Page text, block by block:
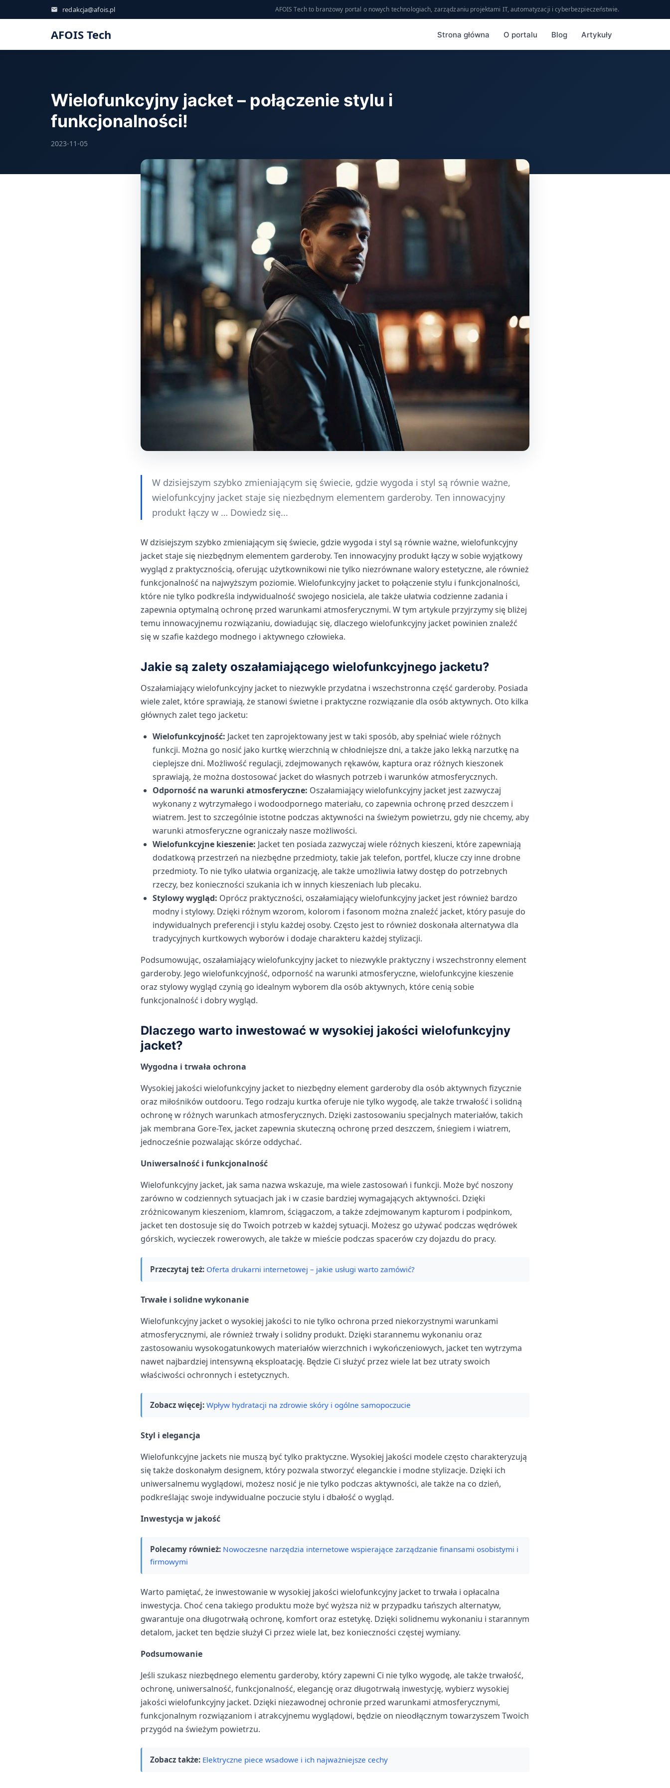
redakcja@afois.pl AFOIS Tech to branżowy portal o nowych technologiach, zarządzaniu projektami IT, automatyzacji i cyberbezpieczeństwie.
AFOIS Tech Strona główna O portalu Blog Artykuły
Wielofunkcyjny jacket – połączenie stylu i
funkcjonalności!
2023-11-05
W dzisiejszym szybko zmieniającym się świecie, gdzie wygoda i styl są równie ważne,
wielofunkcyjny jacket staje się niezbędnym elementem garderoby. Ten innowacyjny
produkt łączy w … Dowiedz się...
W dzisiejszym szybko zmieniającym się świecie, gdzie wygoda i styl są równie ważne, wielofunkcyjny
jacket staje się niezbędnym elementem garderoby. Ten innowacyjny produkt łączy w sobie wyjątkowy
wygląd z praktycznością, oferując użytkownikowi nie tylko niezrównane walory estetyczne, ale również
funkcjonalność na najwyższym poziomie. Wielofunkcyjny jacket to połączenie stylu i funkcjonalności,
które nie tylko podkreśla indywidualność swojego nosiciela, ale także ułatwia codzienne zadania i
zapewnia optymalną ochronę przed warunkami atmosferycznymi. W tym artykule przyjrzymy się bliżej
temu innowacyjnemu rozwiązaniu, dowiadując się, dlaczego wielofunkcyjny jacket powinien znaleźć
się w szafie każdego modnego i aktywnego człowieka.
Jakie są zalety oszałamiającego wielofunkcyjnego jacketu?
Oszałamiający wielofunkcyjny jacket to niezwykle przydatna i wszechstronna część garderoby. Posiada
wiele zalet, które sprawiają, że stanowi świetne i praktyczne rozwiązanie dla osób aktywnych. Oto kilka
głównych zalet tego jacketu:
Wielofunkcyjność: Jacket ten zaprojektowany jest w taki sposób, aby spełniać wiele różnych
funkcji. Można go nosić jako kurtkę wierzchnią w chłodniejsze dni, a także jako lekką narzutkę na
cieplejsze dni. Możliwość regulacji, zdejmowanych rękawów, kaptura oraz różnych kieszonek
sprawiają, że można dostosować jacket do własnych potrzeb i warunków atmosferycznych.
Odporność na warunki atmosferyczne: Oszałamiający wielofunkcyjny jacket jest zazwyczaj
wykonany z wytrzymałego i wodoodpornego materiału, co zapewnia ochronę przed deszczem i
wiatrem. Jest to szczególnie istotne podczas aktywności na świeżym powietrzu, gdy nie chcemy, aby
warunki atmosferyczne ograniczały nasze możliwości.
Wielofunkcyjne kieszenie: Jacket ten posiada zazwyczaj wiele różnych kieszeni, które zapewniają
dodatkową przestrzeń na niezbędne przedmioty, takie jak telefon, portfel, klucze czy inne drobne
przedmioty. To nie tylko ułatwia organizację, ale także umożliwia łatwy dostęp do potrzebnych
rzeczy, bez konieczności szukania ich w innych kieszeniach lub plecaku.
Stylowy wygląd: Oprócz praktyczności, oszałamiający wielofunkcyjny jacket jest również bardzo
modny i stylowy. Dzięki różnym wzorom, kolorom i fasonom można znaleźć jacket, który pasuje do
indywidualnych preferencji i stylu każdej osoby. Często jest to również doskonała alternatywa dla
tradycyjnych kurtkowych wyborów i dodaje charakteru każdej stylizacji.
Podsumowując, oszałamiający wielofunkcyjny jacket to niezwykle praktyczny i wszechstronny element
garderoby. Jego wielofunkcyjność, odporność na warunki atmosferyczne, wielofunkcyjne kieszenie
oraz stylowy wygląd czynią go idealnym wyborem dla osób aktywnych, które cenią sobie
funkcjonalność i dobry wygląd.
Dlaczego warto inwestować w wysokiej jakości wielofunkcyjny
jacket?
Wygodna i trwała ochrona
Wysokiej jakości wielofunkcyjny jacket to niezbędny element garderoby dla osób aktywnych fizycznie
oraz miłośników outdooru. Tego rodzaju kurtka oferuje nie tylko wygodę, ale także trwałość i solidną
ochronę w różnych warunkach atmosferycznych. Dzięki zastosowaniu specjalnych materiałów, takich
jak membrana Gore-Tex, jacket zapewnia skuteczną ochronę przed deszczem, śniegiem i wiatrem,
jednocześnie pozwalając skórze oddychać.
Uniwersalność i funkcjonalność
Wielofunkcyjny jacket, jak sama nazwa wskazuje, ma wiele zastosowań i funkcji. Może być noszony
zarówno w codziennych sytuacjach jak i w czasie bardziej wymagających aktywności. Dzięki
zróżnicowanym kieszeniom, klamrom, ściągaczom, a także zdejmowanym kapturom i podpinkom,
jacket ten dostosuje się do Twoich potrzeb w każdej sytuacji. Możesz go używać podczas wędrówek
górskich, wycieczek rowerowych, ale także w mieście podczas spacerów czy dojazdu do pracy.
Przeczytaj też: Oferta drukarni internetowej – jakie usługi warto zamówić?
Trwałe i solidne wykonanie
Wielofunkcyjny jacket o wysokiej jakości to nie tylko ochrona przed niekorzystnymi warunkami
atmosferycznymi, ale również trwały i solidny produkt. Dzięki starannemu wykonaniu oraz
zastosowaniu wysokogatunkowych materiałów wierzchnich i wykończeniowych, jacket ten wytrzyma
nawet najbardziej intensywną eksploatację. Będzie Ci służyć przez wiele lat bez utraty swoich
właściwości ochronnych i estetycznych.
Zobacz więcej: Wpływ hydratacji na zdrowie skóry i ogólne samopoczucie
Styl i elegancja
Wielofunkcyjne jackets nie muszą być tylko praktyczne. Wysokiej jakości modele często charakteryzują
się także doskonałym designem, który pozwala stworzyć eleganckie i modne stylizacje. Dzięki ich
uniwersalnemu wyglądowi, możesz nosić je nie tylko podczas aktywności, ale także na co dzień,
podkreślając swoje indywidualne poczucie stylu i dbałość o wygląd.
Inwestycja w jakość
Polecamy również: Nowoczesne narzędzia internetowe wspierające zarządzanie finansami osobistymi i
firmowymi
Warto pamiętać, że inwestowanie w wysokiej jakości wielofunkcyjny jacket to trwała i opłacalna
inwestycja. Choć cena takiego produktu może być wyższa niż w przypadku tańszych alternatyw,
gwarantuje ona długotrwałą ochronę, komfort oraz estetykę. Dzięki solidnemu wykonaniu i starannym
detalom, jacket ten będzie służył Ci przez wiele lat, bez konieczności częstej wymiany.
Podsumowanie
Jeśli szukasz niezbędnego elementu garderoby, który zapewni Ci nie tylko wygodę, ale także trwałość,
ochronę, uniwersalność, funkcjonalność, elegancję oraz długotrwałą inwestycję, wybierz wysokiej
jakości wielofunkcyjny jacket. Dzięki niezawodnej ochronie przed warunkami atmosferycznymi,
funkcjonalnym rozwiązaniom i atrakcyjnemu wyglądowi, będzie on nieodłącznym towarzyszem Twoich
przygód na świeżym powietrzu.
Zobacz także: Elektryczne piece wsadowe i ich najważniejsze cechy